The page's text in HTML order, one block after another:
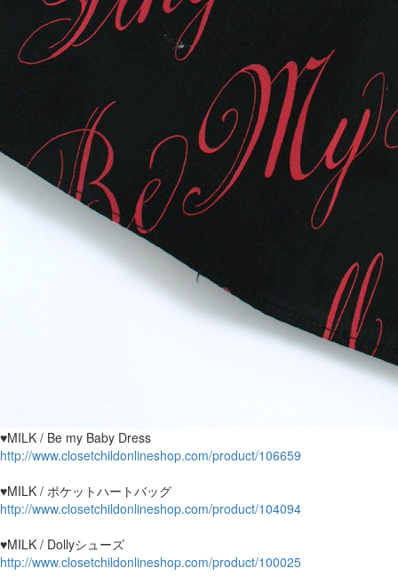
♥MILK / Be my Baby Dress
http://www.closetchildonlineshop.com/product/106659
♥MILK / ポケットハートバッグ
http://www.closetchildonlineshop.com/product/104094
♥MILK / Dollyシューズ
http://www.closetchildonlineshop.com/product/100025